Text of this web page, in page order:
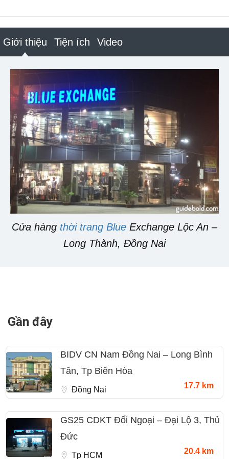
Giới thiệu Tiện ích Video
Cửa hàng thời trang Blue Exchange Lộc An –
Long Thành, Đồng Nai
Gần đây
BIDV CN Nam Đồng Nai – Long Bình
Tân, Tp Biên Hòa
Đồng Nai 17.7 km
GS25 CDKT Đối Ngoại – Đại Lộ 3, Thủ
Đức
Tp HCM 20.4 km